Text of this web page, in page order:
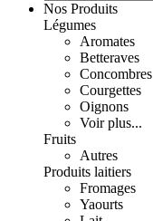
Nos Produits
Légumes
Aromates
Betteraves
Concombres
Courgettes
Oignons
Voir plus...
Fruits
Autres
Produits laitiers
Fromages
Yaourts